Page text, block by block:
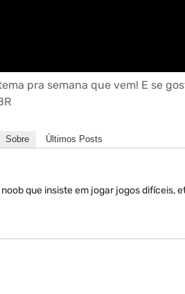
pra semana que vem! E se
Sobre Últimos Posts
que insiste em jogar jogos difíceis,